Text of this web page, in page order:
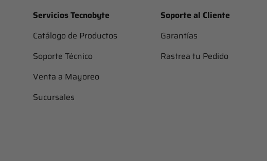
Servicios Tecnobyte
Catálogo de Productos
Soporte Técnico
Venta a Mayoreo
Sucursales
Soporte al Cliente
Garantías
Rastrea tu Pedido